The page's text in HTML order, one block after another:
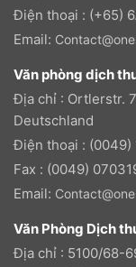
Điện thoại : (+65)
Email:
Văn phòng dịch
Địa chỉ : Ortlerstr.
Deutschland
Điện thoại : (0049)
Fax : (0049)
Email:
Văn Phòng Dịch
Địa chỉ : 5100/68-